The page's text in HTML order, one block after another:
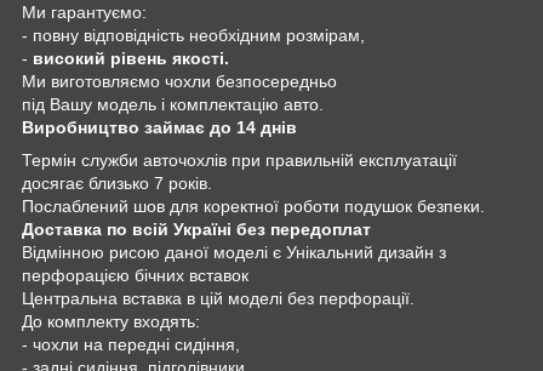
Ми гарантуємо:
- повну відповідність необхідним розмірам,
- високий рівень якості.
Ми виготовляємо чохли безпосередньо
під Вашу модель і комплектацію авто.
Виробництво займає до 14 днів
Термін служби авточохлів при правильній експлуатації
досягає близько 7 років.
Послаблений шов для коректної роботи подушок безпеки.
Доставка по всій Україні без передоплат
Відмінною рисою даної моделі є Унікальний дизайн з
перфорацією бічних вставок
Центральна вставка в цій моделі без перфорації.
До комплекту входять:
- чохли на передні сидіння,
- задні сидіння, підголівники,